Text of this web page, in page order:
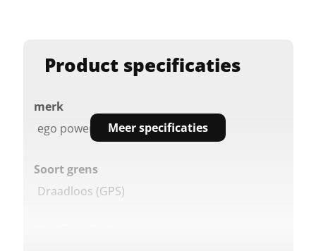
Product specificaties
merk
ego power plus
Soort grens
Draadloos (GPS)
Meer specificaties